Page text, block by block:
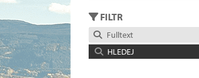
FILTR
Fulltext
HLEDEJ